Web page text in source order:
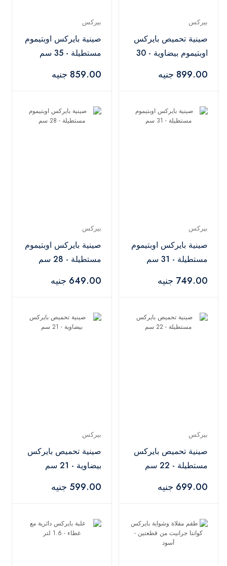
بيركس
صينية تحميص بايركس
اوبتيموم بيضاوية - 30
899.00 جنيه
بيركس
صينية بايركس اوبتيموم
مستطيلة - 35 سم
859.00 جنيه
بيركس
صينية بايركس اوبتيموم
مستطيلة - 31 سم
749.00 جنيه
بيركس
صينية بايركس اوبتيموم
مستطيلة - 28 سم
649.00 جنيه
بيركس
صينية تحميص بايركس
مستطيلة - 22 سم
699.00 جنيه
بيركس
صينية تحميص بايركس
بيضاوية - 21 سم
599.00 جنيه